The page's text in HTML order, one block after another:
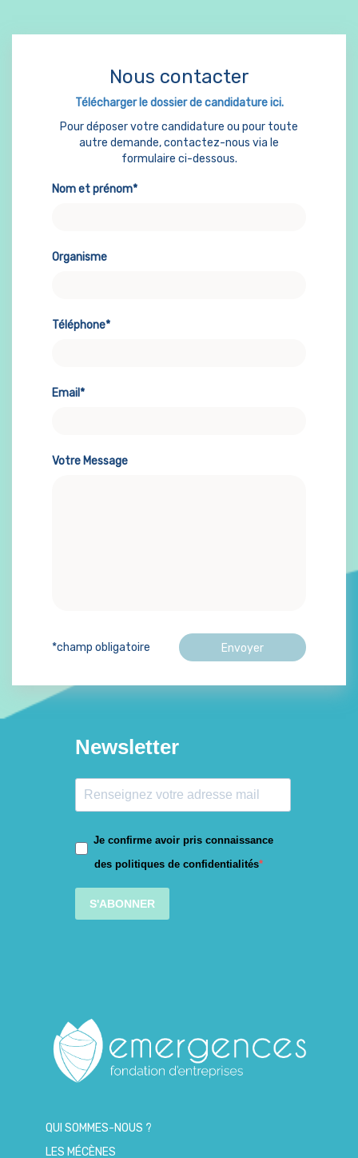
Newsletter
Je confirme avoir pris connaissance
des politiques de confidentialités
S'ABONNER
QUI SOMMES-NOUS ?
LES MÉCÈNES
Nous contacter
Télécharger le dossier de candidature ici.
Pour déposer votre candidature ou pour toute
autre demande, contactez-nous via le
formulaire ci-dessous.
Nom et prénom*
Organisme
Téléphone*
Email*
Votre Message
*champ obligatoire